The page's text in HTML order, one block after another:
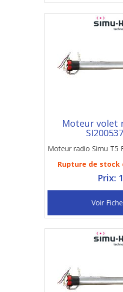
Moteur volet
Moteur radio Simu T5
Rupture de
Prix:
Voir Fiche